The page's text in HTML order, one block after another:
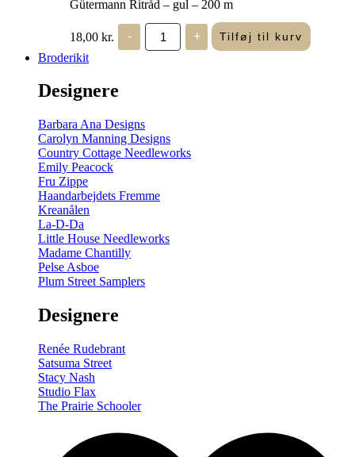
Gütermann Ritråd – gul – 200 m
18,00 kr. -
Gütermann
Ritråd
-
+ Tilføj til kurv
Broderikit
Designere
Barbara Ana Designs
Carolyn Manning Designs
Country Cottage Needleworks
Emily Peacock
Fru Zippe
Haandarbejdets Fremme
Kreanålen
La-D-Da
Little House Needleworks
Madame Chantilly
Pelse Asboe
Plum Street Samplers
Designere
Renée Rudebrant
Satsuma Street
Stacy Nash
Studio Flax
The Prairie Schooler